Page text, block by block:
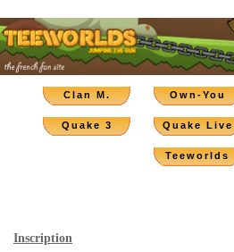
Clan M. Own-You
Quake 3 Quake Live
Teeworlds
Inscription